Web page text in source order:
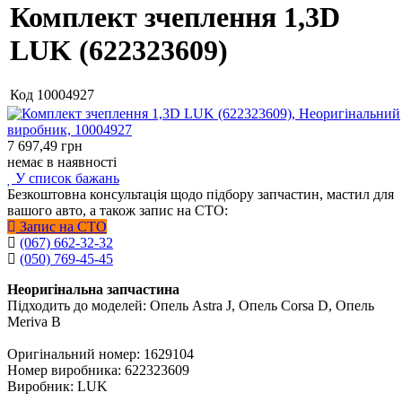
Комплект зчеплення 1,3D
LUK (622323609)
Код 10004927
7 697,49 грн
немає в наявності
У список бажань
Безкоштовна консультація щодо підбору запчастин, мастил для
вашого авто, а також запис на СТО:
Запис на СТО
(067) 662-32-32
(050) 769-45-45
Неоригінальна запчастина
Підходить до моделей: Опель Astra J, Опель Corsa D, Опель
Meriva B
Оригінальний номер: 1629104
Номер виробника: 622323609
Виробник: LUK